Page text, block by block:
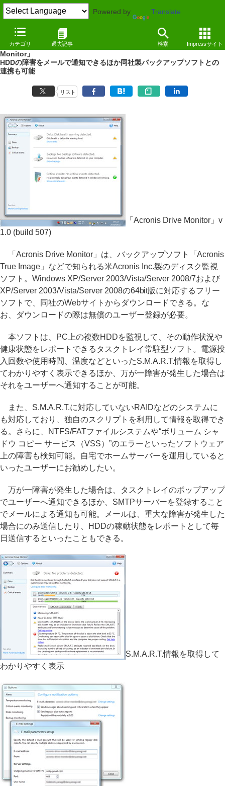
Powered by Translate
カテゴリ 過去記事 検索 Impressサイト
REVIEW
（10/09/28）
HDDの健康状態を監視するAcronis製の無償ソフト「Acronis Drive
Monitor」
HDDの障害をメールで通知できるほか同社製バックアップソフトとの
連携も可能
リスト
「Acronis Drive Monitor」v
1.0 (build 507)
「Acronis Drive Monitor」は、バックアップソフト「Acronis
True Image」などで知られる米Acronis Inc.製のディスク監視
ソフト。Windows XP/Server 2003/Vista/Server 2008/7および
XP/Server 2003/Vista/Server 2008の64bit版に対応するフリー
ソフトで、同社のWebサイトからダウンロードできる。な
お、ダウンロードの際は無償のユーザー登録が必要。
本ソフトは、PC上の複数HDDを監視して、その動作状況や
健康状態をレポートできるタスクトレイ常駐型ソフト。電源投
入回数や使用時間、温度などといったS.M.A.R.T.情報を取得し
てわかりやすく表示できるほか、万が一障害が発生した場合は
それをユーザーへ通知することが可能。
また、S.M.A.R.T.に対応していないRAIDなどのシステムに
も対応しており、独自のスクリプトを利用して情報を取得でき
る。さらに、NTFS/FATファイルシステムや“ボリューム シャ
ドウ コピー サービス（VSS）”のエラーといったソフトウェア
上の障害も検知可能。自宅でホームサーバーを運用していると
いったユーザーにお勧めしたい。
万が一障害が発生した場合は、タスクトレイのポップアップ
でユーザーへ通知できるほか、SMTPサーバーを登録すること
でメールによる通知も可能。メールは、重大な障害が発生した
場合にのみ送信したり、HDDの稼動状態をレポートとして毎
日送信するといったこともできる。
S.M.A.R.T.情報を取得して
わかりやすく表示